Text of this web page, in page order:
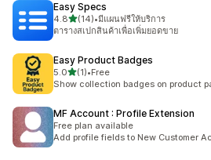
Easy Specs
4.8เต็ม 5 ดาว
(14)
ทั้งหมด 14 รีวิว
•มีแผนฟรีให้บริการ
ตารางสเปกสินค้าเพื่อเพิ่มยอดขาย
Easy Product Badges
5.0เต็ม 5 ดาว
(1)
ทั้งหมด 1 รีวิว
•Free
Show collection badges on product
MF Account : Profile Extension
Free plan available
Add profile fields to New Customer